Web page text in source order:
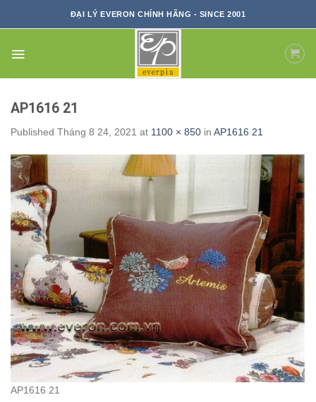
ĐẠI LÝ EVERON CHÍNH HÃNG - SINCE 2001
AP1616 21
Published Tháng 8 24, 2021 at 1100 × 850 in AP1616 21
AP1616 21